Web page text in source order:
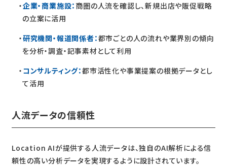
企業・商業施設： 商圏の人流を確認し、新規出店や販促戦略
の立案に活用
研究機関・報道関係者：都市ごとの人の流れや業界別の傾向
を分析・調査・記事素材として利用
コンサルティング：都市活性化や事業提案の根拠データとし
て活用
人流データの信頼性
Location AIが提供する人流データは、独自のAI解析による信
頼性の高い分析データを実現するように設計されています。